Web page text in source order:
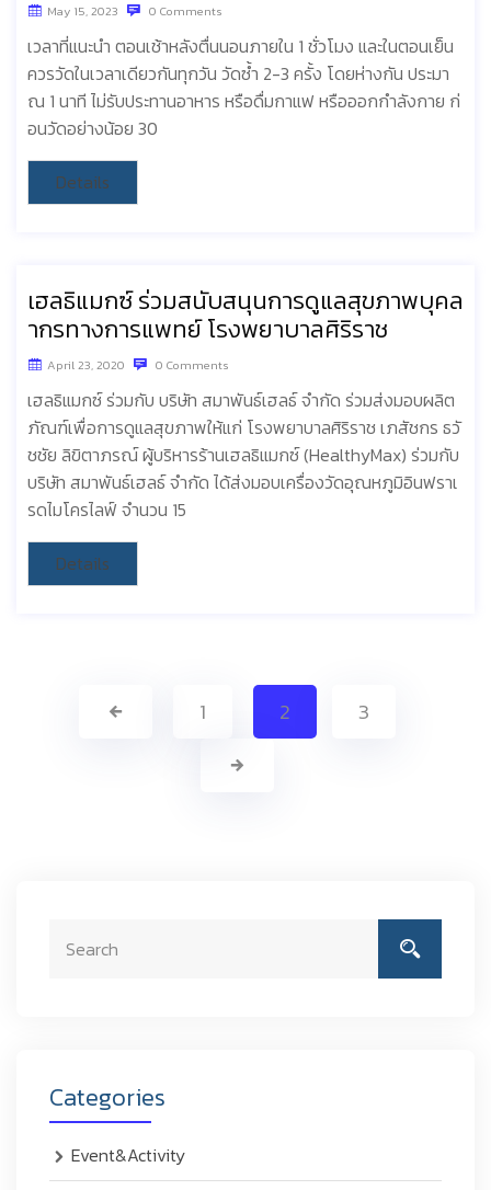
May 15, 2023 0 Comments
เวลาที่แนะนำ ตอนเช้าหลังตื่นนอนภายใน 1 ชั่วโมง และในตอนเย็น
ควรวัดในเวลาเดียวกันทุกวัน วัดซ้ำ 2-3 ครั้ง โดยห่างกัน ประมา
ณ 1 นาที ไม่รับประทานอาหาร หรือดื่มกาแฟ หรือออกกำลังกาย ก่
อนวัดอย่างน้อย 30
Details
เฮลธิแมกซ์ ร่วมสนับสนุนการดูแลสุขภาพบุคล
ากรทางการแพทย์ โรงพยาบาลศิริราช
April 23, 2020 0 Comments
เฮลธิแมกซ์ ร่วมกับ บริษัท สมาพันธ์เฮลธ์ จำกัด ร่วมส่งมอบผลิต
ภัณฑ์เพื่อการดูแลสุขภาพให้แก่ โรงพยาบาลศิริราช เภสัชกร ธวั
ชชัย ลิขิตาภรณ์ ผู้บริหารร้านเฮลธิแมกซ์ (HealthyMax) ร่วมกับ
บริษัท สมาพันธ์เฮลธ์ จำกัด ได้ส่งมอบเครื่องวัดอุณหภูมิอินฟราเ
รดไมโครไลฟ์ จำนวน 15
Details
1 2 3
Categories
Event&Activity